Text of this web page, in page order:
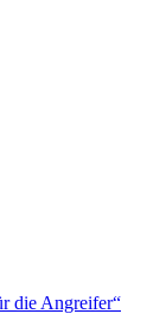
die Angreifer“